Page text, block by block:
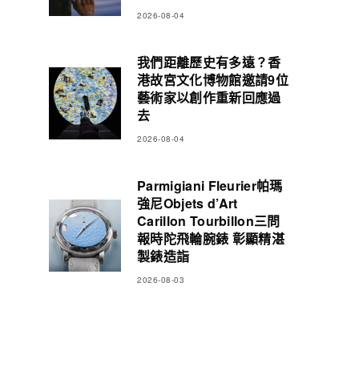
2026-08-04
我們距離歷史有多遠？香
港故宮文化博物館邀請9位
藝術家以創作重新回應過
去
2026-08-04
Parmigiani Fleurier帕瑪
強尼Objets d’Art
Carillon Tourbillon三問
報時陀飛輪腕錶 彰顯精湛
製錶造詣
2026-08-03